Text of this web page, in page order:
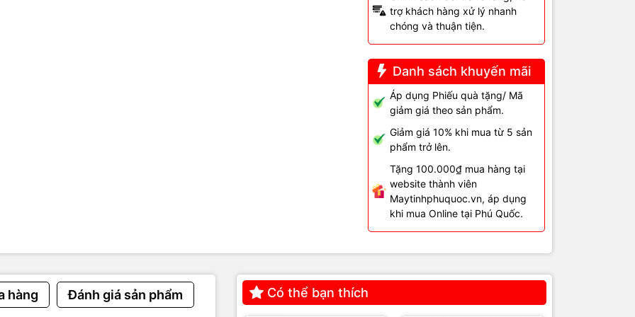
trợ khách hàng xử lý nhanh
chóng và thuận tiện.
Danh sách khuyến mãi
Áp dụng Phiếu quà tặng/ Mã
giảm giá theo sản phẩm.
Giảm giá 10% khi mua từ 5 sản
phẩm trở lên.
Tặng 100.000₫ mua hàng tại
website thành viên
Maytinhphuquoc.vn, áp dụng
khi mua Online tại Phú Quốc.
hàng Đánh giá sản phẩm Có thể bạn thích
sử dụng là mạng yếu rõ rệt.
khu vực hay bị mất kết nối.
và quản lý thiết bị truy cập mạng.